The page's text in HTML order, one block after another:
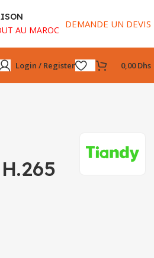
AU MAROC DEMANDE UN DEVIS
Login / Register 0,00Dhs